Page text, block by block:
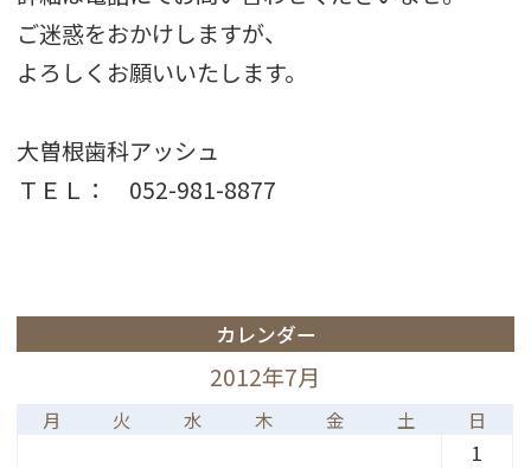
ご迷惑をおかけしますが、
よろしくお願いいたします。
大曽根歯科アッシュ
ＴＥＬ： 052-981-8877
カレンダー
2012年7月
月 火 水 木 金 土 日
1